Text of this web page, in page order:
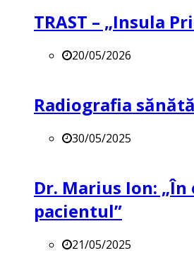
TRAST – „Insula
20/05/2026
Radiografia
30/05/2025
Dr. Marius Ion:
pacientul”
21/05/2025